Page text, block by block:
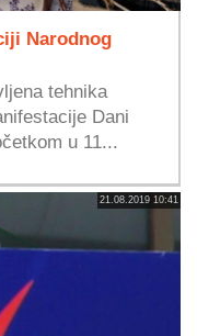
Narodnog
tehnika
Dani
u 11...
21.08.2019 10:41